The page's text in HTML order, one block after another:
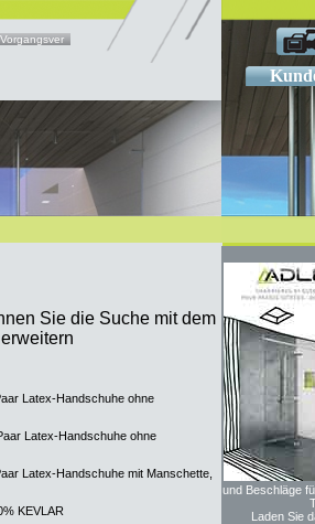
Vorgangsver
Sie die Suche mit dem
Latex-Handschuhe ohne
Latex-Handschuhe ohne
Latex-Handschuhe mit Manschette,
KEVLAR
und Beschläge
Laden Sie